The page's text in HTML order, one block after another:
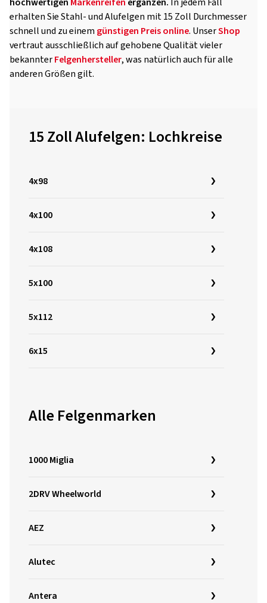
erhalten Sie Stahl- und Alufelgen mit 15 Zoll Durchmesser
schnell und zu einem günstigen Preisonline. UnserShop
vertraut ausschließlich auf gehobene Qualität vieler
bekannterFelgenhersteller, was natürlich auch für alle
anderen Größen gilt.
15 Zoll Alufelgen: Lochkreise
4x98
4x100
4x108
5x100
5x112
6x15
Alle Felgenmarken
1000 Miglia
2DRV Wheelworld
AEZ
Alutec
Antera